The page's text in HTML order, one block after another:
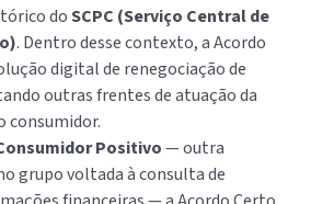
doSCPC (Serviço Central de
. Dentro desse contexto, a Acordo
digital de renegociação de
outras frentes de atuação da
consumidor.
Positivo— outra
grupo voltada à consulta de